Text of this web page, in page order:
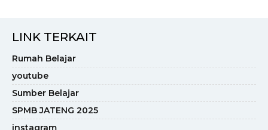
LINK TERKAIT
Rumah Belajar
youtube
Sumber Belajar
SPMB JATENG 2025
instagram